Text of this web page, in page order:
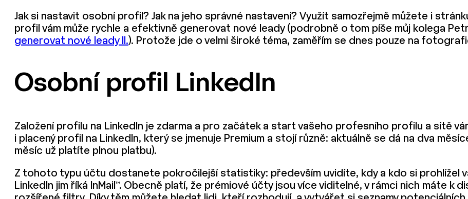
Jak si nastavit osobní profil? Jak na jeho správné nastavení? Využít samozřejmě můžete i
profil vám může rychle a efektivně generovat nové leady (podrobně o tom píše můj kolega
generovat nové leady II.). Protože jde o velmi široké téma, zaměřím se dnes pouze na
Osobní profil LinkedIn
Založení profilu na LinkedIn je zdarma a pro začátek a start vašeho profesního profilu a sítě
i placený profil na LinkedIn, který se jmenuje Premium a stojí různě: aktuálně se dá na dva
měsíc už platíte plnou platbu).
Z tohoto typu účtu dostanete pokročilejší statistiky: především uvidíte, kdy a kdo si prohlížel
LinkedIn jim říká InMail™. Obecně platí, že prémiové účty jsou více viditelné, v rámci nich máte k